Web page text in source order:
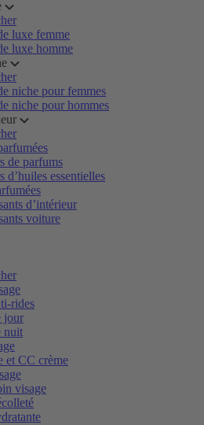
luxe femme
luxe homme
niche pour femmes
niche pour hommes
de parfums
d’huiles essentielles
d’intérieur
voiture
rides
jour
nuit
et CC crème
visage